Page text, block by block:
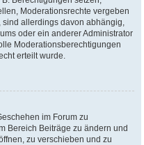
Moderationsrechte vergeben
sind allerdings davon abhängig,
oder ein anderer Administrator
Moderationsberechtigungen
erteilt wurde.
im Forum zu
Bereich Beiträge zu ändern und
zu verschieben und zu